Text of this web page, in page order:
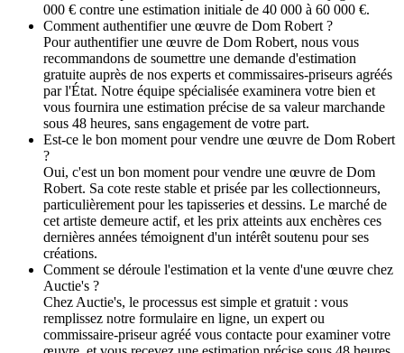
000 € contre une estimation initiale de 40 000 à 60 000 €.
Comment authentifier une œuvre de Dom Robert ?
Pour authentifier une œuvre de Dom Robert, nous vous
recommandons de soumettre une demande d'estimation
gratuite auprès de nos experts et commissaires-priseurs agréés
par l'État. Notre équipe spécialisée examinera votre bien et
vous fournira une estimation précise de sa valeur marchande
sous 48 heures, sans engagement de votre part.
Est-ce le bon moment pour vendre une œuvre de Dom Robert
?
Oui, c'est un bon moment pour vendre une œuvre de Dom
Robert. Sa cote reste stable et prisée par les collectionneurs,
particulièrement pour les tapisseries et dessins. Le marché de
cet artiste demeure actif, et les prix atteints aux enchères ces
dernières années témoignent d'un intérêt soutenu pour ses
créations.
Comment se déroule l'estimation et la vente d'une œuvre chez
Auctie's ?
Chez Auctie's, le processus est simple et gratuit : vous
remplissez notre formulaire en ligne, un expert ou
commissaire-priseur agréé vous contacte pour examiner votre